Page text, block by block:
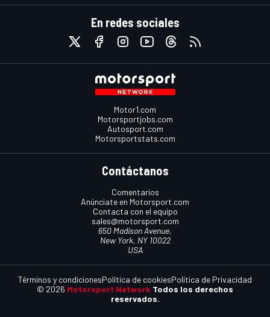
En redes sociales
Motor1.com
Motorsportjobs.com
Autosport.com
Motorsportstats.com
Contáctanos
Comentarios
Anúnciate en Motorsport.com
Contacta con el equipo
sales@motorsport.com
650 Madison Avenue,
New York, NY 10022
USA
© 2026 Motorsport Network Todos los derechos
reservados.
Términos y condicionesPolítica de cookiesPolítica de Privacidad